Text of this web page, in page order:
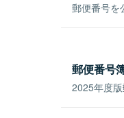
郵便番号を
郵便番号
2025年度